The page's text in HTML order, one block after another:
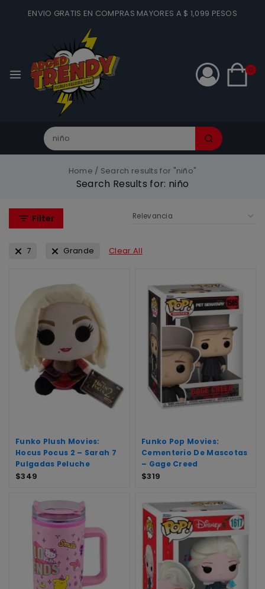
ENVIO GRATIS EN COMPRAS MAYORES A $ 1,099 PESOS
0
Home / Search results for "niño"
Search Results for: niño
Filter
7 Grande Clear All
Funko Plush Movies:
Hocus Pocus 2 – Sarah 7
Pulgadas Peluche
$349
Funko Pop Movies:
Cementerio De Mascotas
– Gage Creed
$319